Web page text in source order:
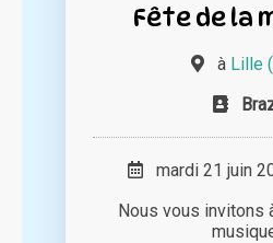
Fête de la
à Lille
mardi 21 juin
Nous vous invitons